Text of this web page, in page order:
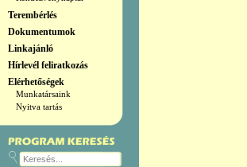
Terembérlés
Dokumentumok
Linkajánló
Hírlevél feliratkozás
Elérhetőségek
Munkatársaink
Nyitva tartás